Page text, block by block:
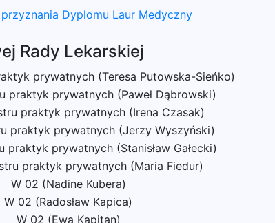
Dyplomu Laur Medyczny
Rady Lekarskiej
prywatnych (Teresa Putowska-Sieńko)
praktyk prywatnych (Paweł Dąbrowski)
praktyk prywatnych (Irena Czasak)
praktyk prywatnych (Jerzy Wyszyński)
praktyk prywatnych (Stanisław Gałecki)
praktyk prywatnych (Maria Fiedur)
W 02 (Nadine Kubera)
W 02 (Radosław Kapica)
W 02 (Ewa Kapitan)